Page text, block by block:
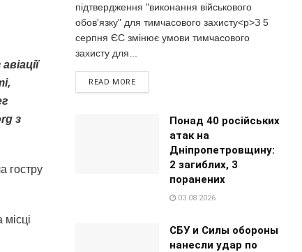
з
гостру
підтвердження "виконання військового
обов'язку" для тимчасового захисту<p>З 5
серпня ЄС змінює умови тимчасового
захисту для...
READ MORE
Понад 40 російських
атак на
Дніпропетровщину:
2 загиблих, 3
поранених
03.08.2026
СБУ и Силы обороны
нанесли удар по